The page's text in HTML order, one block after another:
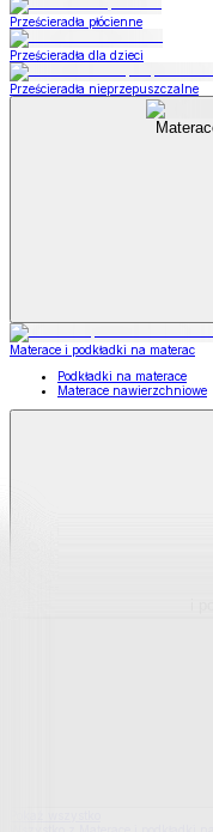
Prześcieradła płócienne
Prześcieradła dla dzieci
Prześcieradła nieprzepuszczalne
Materace i podkładki na materac
Podkładki na materace
Materace nawierzchniowe